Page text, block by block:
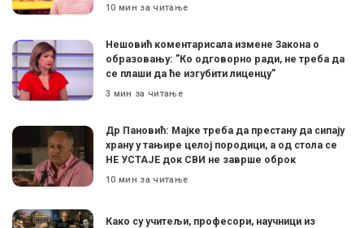
10 мин за читање
Нешовић коментарисала измене Закона о
образовању: ”Ко одговорно ради, не треба да
се плаши да ће изгубити лиценцу”
3 мин за читање
Др Пановић: Мајке треба да престану да сипају
храну у тањире целој породици, а од стола се
НЕ УСТАЈЕ док СВИ не заврше оброк
10 мин за читање
Како су учитељи, професори, научници из